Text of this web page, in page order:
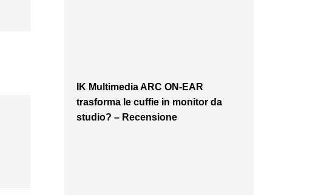
IK Multimedia ARC ON-EAR
trasforma le cuffie in monitor da
studio? – Recensione